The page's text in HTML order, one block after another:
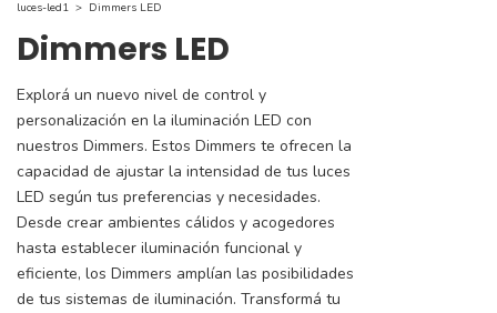
luces-led1 > Dimmers LED
Dimmers LED
Explorá un nuevo nivel de control y
personalización en la iluminación LED con
nuestros Dimmers. Estos Dimmers te ofrecen la
capacidad de ajustar la intensidad de tus luces
LED según tus preferencias y necesidades.
Desde crear ambientes cálidos y acogedores
hasta establecer iluminación funcional y
eficiente, los Dimmers amplían las posibilidades
de tus sistemas de iluminación. Transformá tu